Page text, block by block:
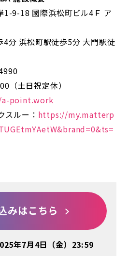
1-9-18 國際浜松町ビル4Ｆ ア
4分 浜松町駅徒歩5分 大門駅徒
（土日祝定休）
point.work
スルー： https://my.matterp
みはこちら
年7月4日（金）23:59